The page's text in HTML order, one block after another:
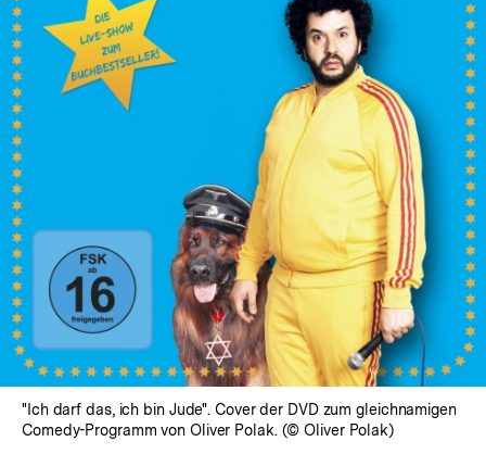
Lightbox
öffnen
"Ich darf das, ich bin Jude". Cover der DVD zum gleichnamigen
Comedy-Programm von Oliver Polak. (© Oliver Polak)